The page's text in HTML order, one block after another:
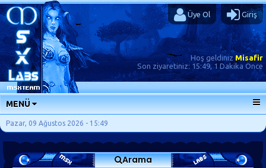
Üye Ol Giriş
Hoş geldinizMisafir
Son ziyaretiniz: 15:49, 1 Dakika Önce
MENÜ
ANA SAYFA
FORUMLAR
SORU-CEVAP
Pazar, 09 Ağustos 2026 - 15:49
Arama